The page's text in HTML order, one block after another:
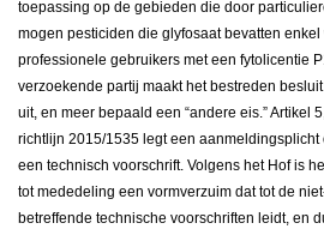
toepassing op de gebieden die door
mogen pesticiden die glyfosaat bevatten
professionele gebruikers met een fytolicentie
verzoekende partij maakt het bestreden
uit, en meer bepaald een “andere eis.” Artikel
richtlijn 2015/1535 legt een aanmeldingsplicht
een technisch voorschrift. Volgens het Hof is
tot mededeling een vormverzuim dat tot de
betreffende technische voorschriften leidt, en